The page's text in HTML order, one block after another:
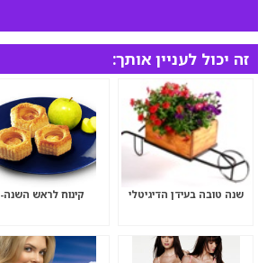
זה יכול לעניין אותך:
שנה טובה בעידן הדיגיטלי קינוח לראש השנה-